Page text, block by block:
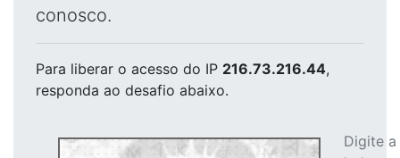
conosco.
Para liberar o acesso do IP 216.73.216.44,
responda ao desafio abaixo.
Digite